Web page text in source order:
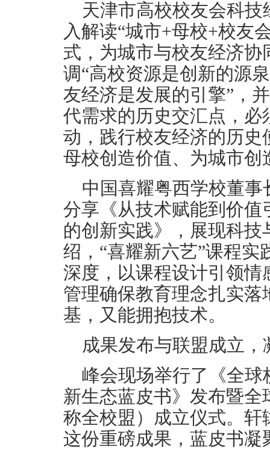
天津市高校校友会科
入解读“城市+母校+校友
式，为城市与校友经济
调“高校资源是创新的源
友经济是发展的引擎”，
代需求的历史交汇点，
动，践行校友经济的历
母校创造价值、为城市
中国喜耀粤西学校董
分享《从技术赋能到价
的创新实践》，展现科
绍，“喜耀新六艺”课程
深度，以课程设计引领
管理确保教育理念扎实
基，又能拥抱技术。
成果发布与联盟成立，
峰会现场举行了《全
新生态蓝皮书》发布暨
称全校盟）成立仪式。
这份重磅成果，蓝皮书